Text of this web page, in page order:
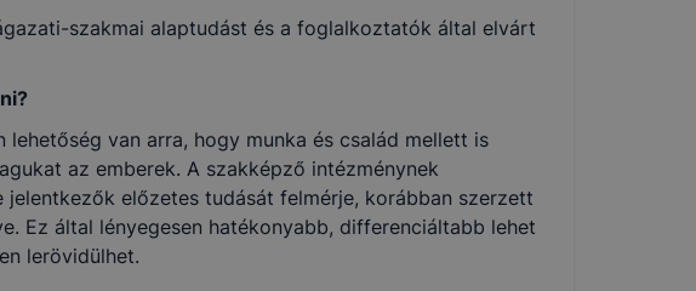
szakmai alaptudást és a foglalkoztatók által elvárt
van arra, hogy munka és család mellett is
az emberek. A szakképző intézménynek
jelentkezők előzetes tudását felmérje, korábban szerzett
Ez által lényegesen hatékonyabb, differenciáltabb lehet
lerövidülhet.